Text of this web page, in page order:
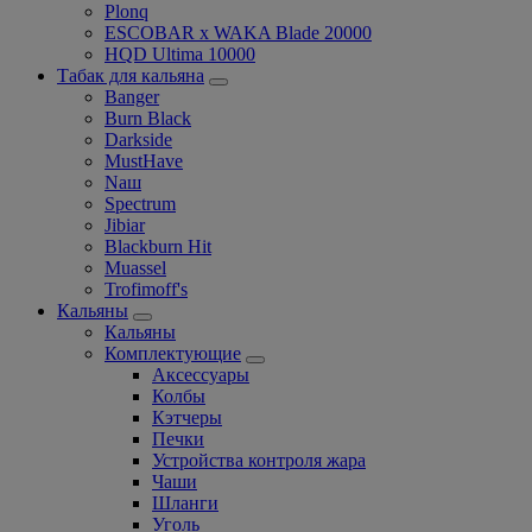
Plonq
ESCOBAR x WAKA Blade 20000
HQD Ultima 10000
Табак для кальяна
Banger
Burn Black
Darkside
MustHave
Nаш
Spectrum
Jibiar
Blackburn Hit
Muassel
Trofimoff's
Кальяны
Кальяны
Комплектующие
Аксессуары
Колбы
Кэтчеры
Печки
Устройства контроля жара
Чаши
Шланги
Уголь